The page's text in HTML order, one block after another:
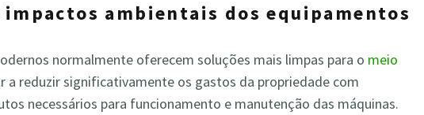
ambientais dos equipamentos
normalmente oferecem soluções mais limpas para o meio
a reduzir significativamente os gastos da propriedade com
necessários para funcionamento e manutenção das máquinas.